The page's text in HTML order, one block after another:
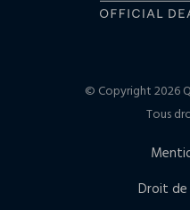
© Copyright 2026
Tous
Droit